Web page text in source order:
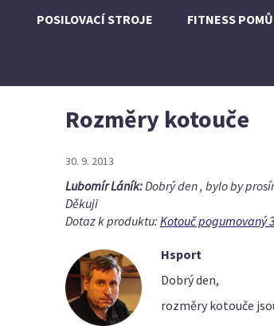
POSILOVACÍ STROJE FITNESS
Rozměry kotouče
30. 9. 2013
Lubomír Láník:Dobrý den , bylo by
Děkuji
Dotaz k produktu: Kotouč pogumovaný
Hsport
Dobrý den,
rozměry kotouče